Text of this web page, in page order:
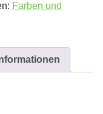
Farben und